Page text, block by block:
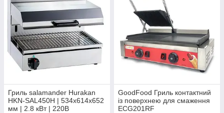
Гриль salamander Hurakan
HKN-SAL450H | 534x614x652
мм | 2.8 кВт | 220В
GoodFood Гриль контактний
із поверхнею для смаження
ECG201RF